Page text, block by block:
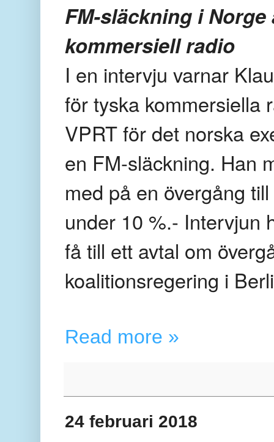
FM-släckning i
kommersiell radio
I en intervju varnar
för tyska kommersiella
VPRT för det norska
en FM-släckning. Han
med på en övergång
under 10 %.- Intervjun
få till ett avtal om
koalitionsregering i
Read more »
24 februari 2018